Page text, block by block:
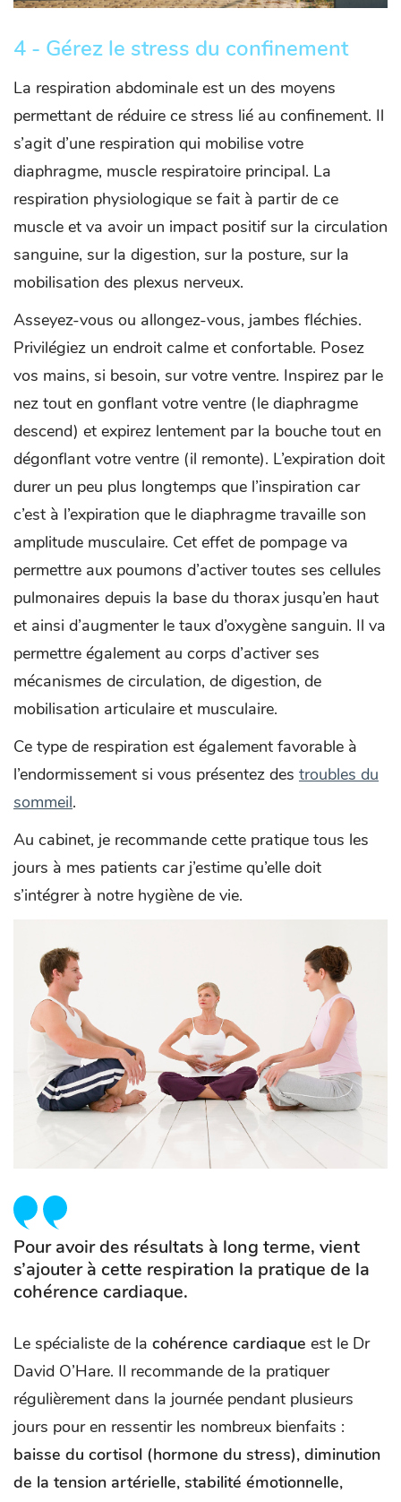
4 - Gérez le stress du confinement
La respiration abdominale est un des moyens
permettant de réduire ce stress lié au confinement. Il
s’agit d’une respiration qui mobilise votre
diaphragme, muscle respiratoire principal. La
respiration physiologique se fait à partir de ce
muscle et va avoir un impact positif sur la circulation
sanguine, sur la digestion, sur la posture, sur la
mobilisation des plexus nerveux.
Asseyez-vous ou allongez-vous, jambes fléchies.
Privilégiez un endroit calme et confortable. Posez
vos mains, si besoin, sur votre ventre. Inspirez par le
nez tout en gonflant votre ventre (le diaphragme
descend) et expirez lentement par la bouche tout en
dégonflant votre ventre (il remonte). L’expiration doit
durer un peu plus longtemps que l’inspiration car
c’est à l’expiration que le diaphragme travaille son
amplitude musculaire. Cet effet de pompage va
permettre aux poumons d’activer toutes ses cellules
pulmonaires depuis la base du thorax jusqu’en haut
et ainsi d’augmenter le taux d’oxygène sanguin. Il va
permettre également au corps d’activer ses
mécanismes de circulation, de digestion, de
mobilisation articulaire et musculaire.
Ce type de respiration est également favorable à
l’endormissement si vous présentez des troubles du
sommeil.
Au cabinet, je recommande cette pratique tous les
jours à mes patients car j’estime qu’elle doit
s’intégrer à notre hygiène de vie.
Pour avoir des résultats à long terme, vient
s’ajouter à cette respiration la pratique de la
cohérence cardiaque.
Le spécialiste de la cohérence cardiaque est le Dr
David O’Hare. Il recommande de la pratiquer
régulièrement dans la journée pendant plusieurs
jours pour en ressentir les nombreux bienfaits :
baisse du cortisol (hormone du stress), diminution
de la tension artérielle, stabilité émotionnelle,